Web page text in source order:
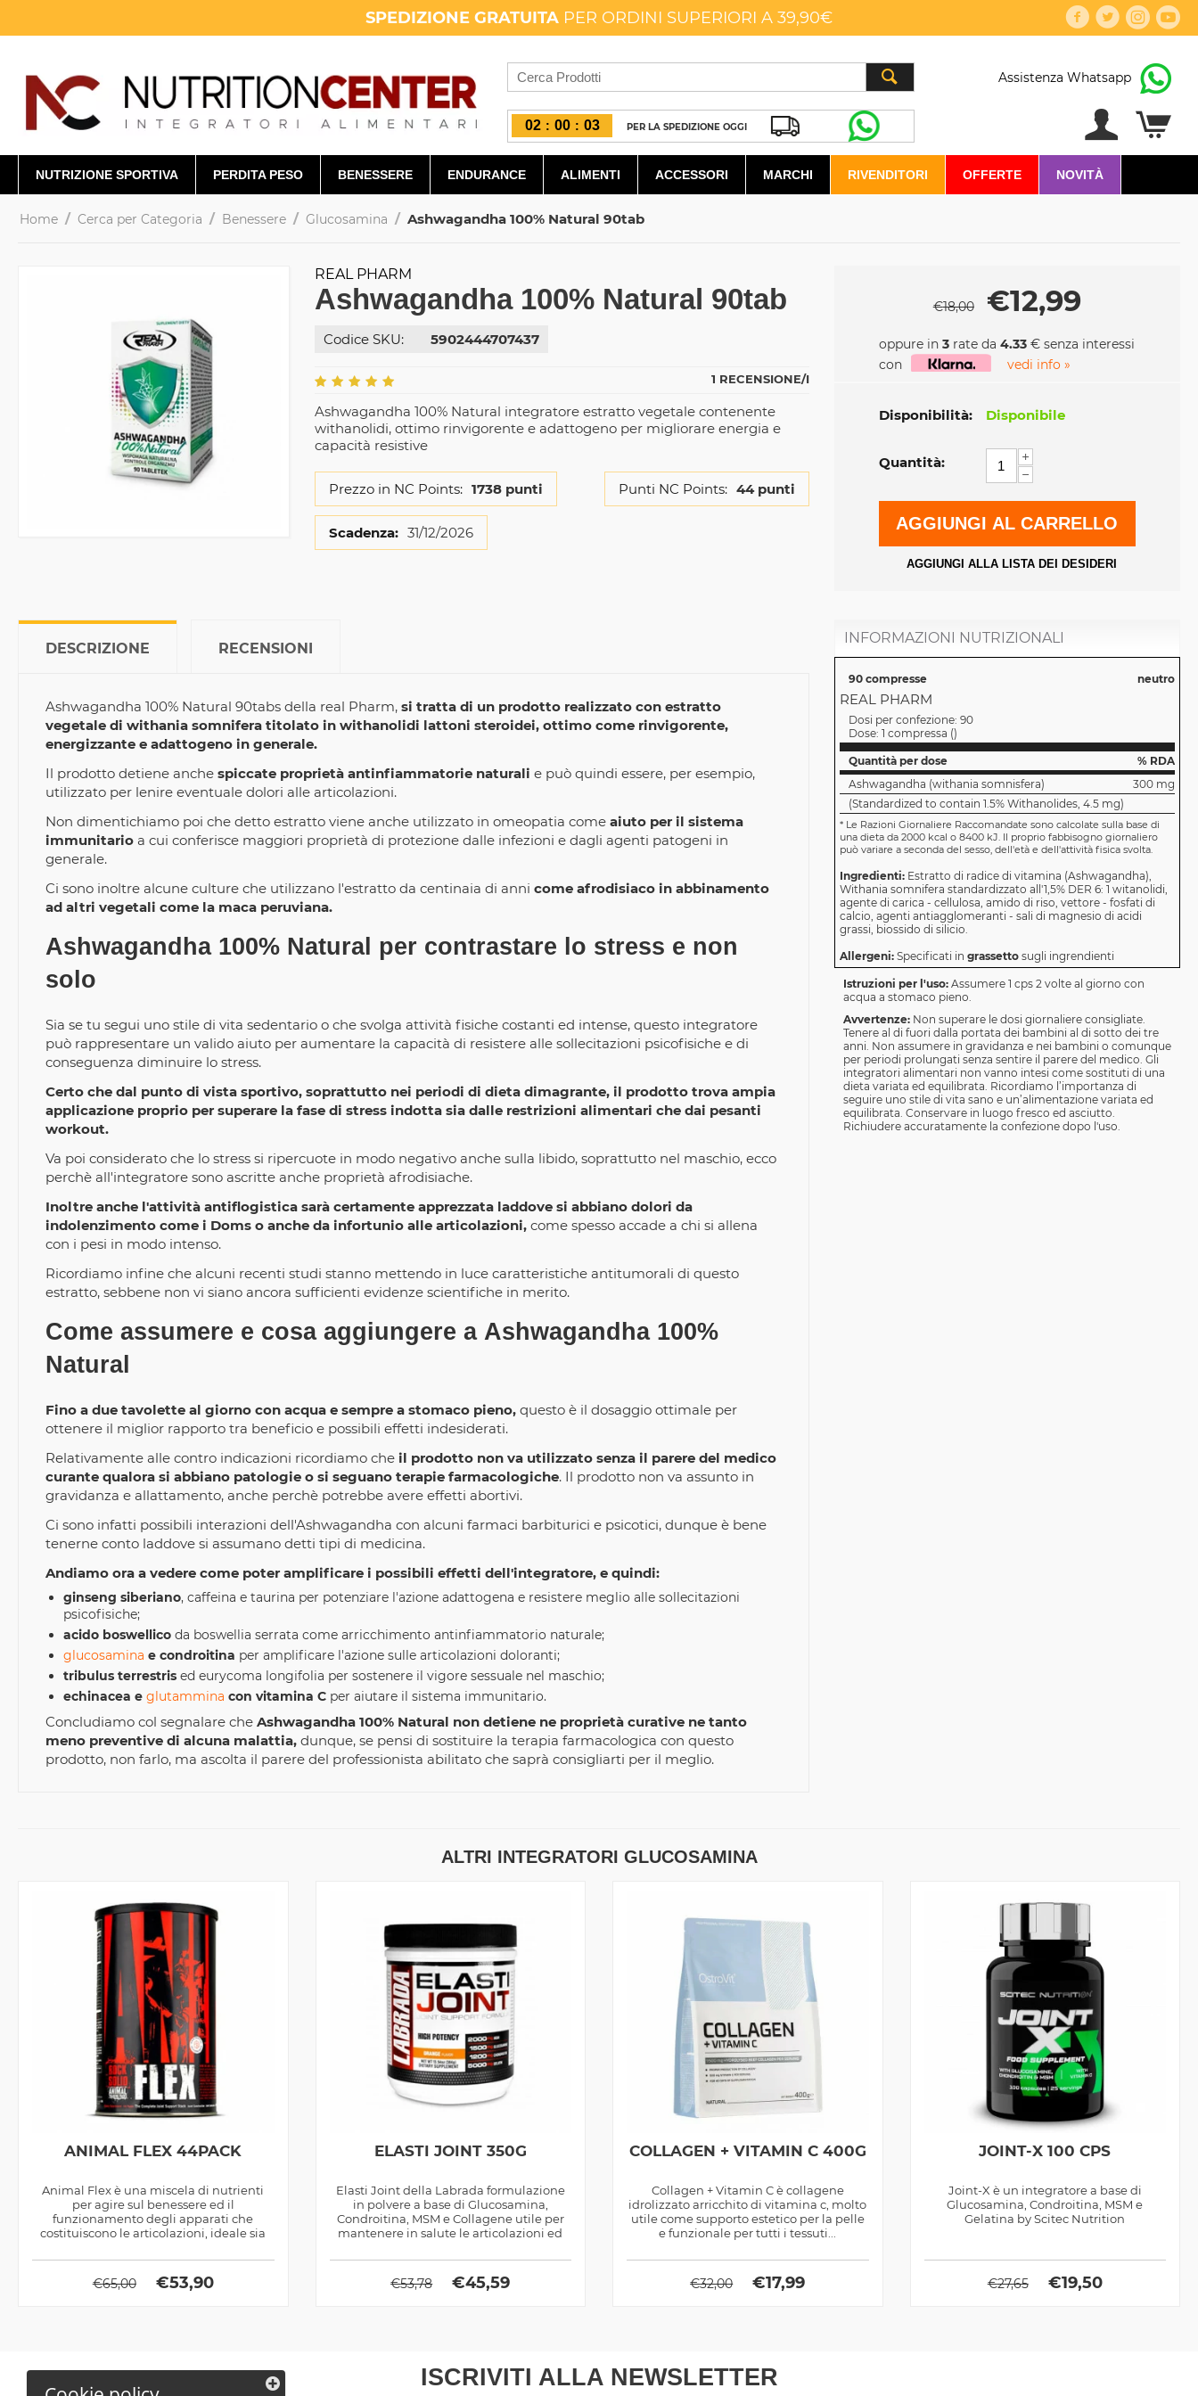
SPEDIZIONE GRATUITA PER ORDINI SUPERIORI A 39,90€
02 : 00 : 03 PER LA SPEDIZIONE OGGI
Assistenza Whatsapp
NUTRIZIONE SPORTIVA PERDITA PESO BENESSERE ENDURANCE ALIMENTI ACCESSORI MARCHI RIVENDITORI OFFERTE NOVITÀ
Home / Cerca per Categoria / Benessere / Glucosamina / Ashwagandha 100% Natural 90tab
REAL PHARM
Ashwagandha 100% Natural 90tab
Codice SKU: 5902444707437
1 RECENSIONE/I
Ashwagandha 100% Natural integratore estratto vegetale contenente
withanolidi, ottimo rinvigorente e adattogeno per migliorare energia e
capacità resistive
Prezzo in NC Points: 1738 punti Punti NC Points: 44 punti
Scadenza: 31/12/2026
€18,00 €12,99
oppure in 3rate da 4.33€ senza interessi
con
vedi info »
Disponibilità: Disponibile
Quantità:
+
−
AGGIUNGI AL CARRELLO
AGGIUNGI ALLA LISTA DEI DESIDERI
DESCRIZIONE RECENSIONI
Ashwagandha 100% Natural 90tabs della real Pharm, si tratta di un prodotto realizzato con estratto
vegetale di withania somnifera titolato in withanolidi lattoni steroidei, ottimo come rinvigorente,
energizzante e adattogeno in generale.
Il prodotto detiene anche spiccate proprietà antinfiammatorie naturali e può quindi essere, per esempio,
utilizzato per lenire eventuale dolori alle articolazioni.
Non dimentichiamo poi che detto estratto viene anche utilizzato in omeopatia come aiuto per il sistema
immunitario a cui conferisce maggiori proprietà di protezione dalle infezioni e dagli agenti patogeni in
generale.
Ci sono inoltre alcune culture che utilizzano l'estratto da centinaia di anni come afrodisiaco in abbinamento
ad altri vegetali come la maca peruviana.
Ashwagandha 100% Natural per contrastare lo stress e non
solo
Sia se tu segui uno stile di vita sedentario o che svolga attività fisiche costanti ed intense, questo integratore
può rappresentare un valido aiuto per aumentare la capacità di resistere alle sollecitazioni psicofisiche e di
conseguenza diminuire lo stress.
Certo che dal punto di vista sportivo, soprattutto nei periodi di dieta dimagrante, il prodotto trova ampia
applicazione proprio per superare la fase di stress indotta sia dalle restrizioni alimentari che dai pesanti
workout.
Va poi considerato che lo stress si ripercuote in modo negativo anche sulla libido, soprattutto nel maschio, ecco
perchè all'integratore sono ascritte anche proprietà afrodisiache.
Inoltre anche l'attività antiflogistica sarà certamente apprezzata laddove si abbiano dolori da
indolenzimento come i Doms o anche da infortunio alle articolazioni, come spesso accade a chi si allena
con i pesi in modo intenso.
Ricordiamo infine che alcuni recenti studi stanno mettendo in luce caratteristiche antitumorali di questo
estratto, sebbene non vi siano ancora sufficienti evidenze scientifiche in merito.
Come assumere e cosa aggiungere a Ashwagandha 100%
Natural
Fino a due tavolette al giorno con acqua e sempre a stomaco pieno, questo è il dosaggio ottimale per
ottenere il miglior rapporto tra beneficio e possibili effetti indesiderati.
Relativamente alle contro indicazioni ricordiamo che il prodotto non va utilizzato senza il parere del medico
curante qualora si abbiano patologie o si seguano terapie farmacologiche. Il prodotto non va assunto in
gravidanza e allattamento, anche perchè potrebbe avere effetti abortivi.
Ci sono infatti possibili interazioni dell'Ashwagandha con alcuni farmaci barbiturici e psicotici, dunque è bene
tenerne conto laddove si assumano detti tipi di medicina.
Andiamo ora a vedere come poter amplificare i possibili effetti dell'integratore, e quindi:
ginseng siberiano, caffeina e taurina per potenziare l'azione adattogena e resistere meglio alle sollecitazioni
psicofisiche;
acido boswellico da boswellia serrata come arricchimento antinfiammatorio naturale;
glucosamina e condroitina per amplificare l'azione sulle articolazioni doloranti;
tribulus terrestris ed eurycoma longifolia per sostenere il vigore sessuale nel maschio;
echinacea e glutammina con vitamina C per aiutare il sistema immunitario.
Concludiamo col segnalare che Ashwagandha 100% Natural non detiene ne proprietà curative ne tanto
meno preventive di alcuna malattia, dunque, se pensi di sostituire la terapia farmacologica con questo
prodotto, non farlo, ma ascolta il parere del professionista abilitato che saprà consigliarti per il meglio.
INFORMAZIONI NUTRIZIONALI
90 compresse neutro
REAL PHARM
Dosi per confezione: 90
Dose: 1 compressa ()
Quantità per dose
% RDA
Ashwagandha (withania somnisfera)
300 mg
(Standardized to contain 1.5% Withanolides, 4.5 mg)
*Le Razioni Giornaliere Raccomandate sono calcolate sulla base di
una dieta da 2000 kcal o 8400 kJ. Il proprio fabbisogno giornaliero
può variare a seconda del sesso, dell'età e dell'attività fisica svolta.
Ingredienti: Estratto di radice di vitamina (Ashwagandha),
Withania somnifera standardizzato all'1,5% DER 6: 1 witanolidi,
agente di carica - cellulosa, amido di riso, vettore - fosfati di
calcio, agenti antiagglomeranti - sali di magnesio di acidi
grassi, biossido di silicio.
Allergeni: Specificati in grassettosugli ingrendienti
Istruzioni per l'uso: Assumere 1 cps 2 volte al giorno con
acqua a stomaco pieno.
Avvertenze: Non superare le dosi giornaliere consigliate.
Tenere al di fuori dalla portata dei bambini al di sotto dei tre
anni. Non assumere in gravidanza e nei bambini o comunque
per periodi prolungati senza sentire il parere del medico. Gli
integratori alimentari non vanno intesi come sostituti di una
dieta variata ed equilibrata. Ricordiamo l’importanza di
seguire uno stile di vita sano e un’alimentazione variata ed
equilibrata. Conservare in luogo fresco ed asciutto.
Richiudere accuratamente la confezione dopo l'uso.
ALTRI INTEGRATORI GLUCOSAMINA
ANIMAL FLEX 44PACK
Animal Flex è una miscela di nutrienti
per agire sul benessere ed il
funzionamento degli apparati che
costituiscono le articolazioni, ideale sia
€65,00 €53,90
ELASTI JOINT 350G
Elasti Joint della Labrada formulazione
in polvere a base di Glucosamina,
Condroitina, MSM e Collagene utile per
mantenere in salute le articolazioni ed
€53,78 €45,59
COLLAGEN + VITAMIN C 400G
Collagen + Vitamin C è collagene
idrolizzato arricchito di vitamina c, molto
utile come supporto estetico per la pelle
e funzionale per tutti i tessuti...
€32,00 €17,99
JOINT-X 100 CPS
Joint-X è un integratore a base di
Glucosamina, Condroitina, MSM e
Gelatina by Scitec Nutrition
€27,65 €19,50
ISCRIVITI ALLA NEWSLETTER